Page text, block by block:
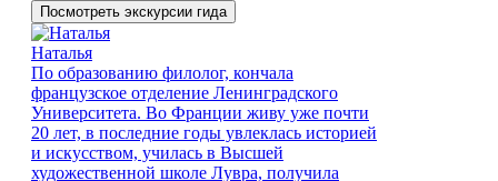
Посмотреть экскурсии гида
Наталья
По образованию филолог, кончала
французское отделение Ленинградского
Университета. Во Франции живу уже почти
20 лет, в последние годы увлеклась историей
и искусством, училась в Высшей
художественной школе Лувра, получила